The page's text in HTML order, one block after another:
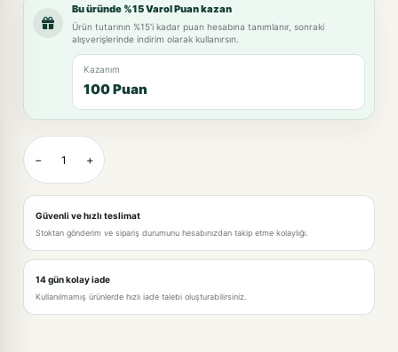
Bu üründe %15 Varol Puan kazan
Ürün tutarının %15'i kadar puan hesabına tanımlanır, sonraki
alışverişlerinde indirim olarak kullanırsın.
Kazanım
100 Puan
− +
Güvenli ve hızlı teslimat
Stoktan gönderim ve sipariş durumunu hesabınızdan takip etme kolaylığı.
14 gün kolay iade
Kullanılmamış ürünlerde hızlı iade talebi oluşturabilirsiniz.